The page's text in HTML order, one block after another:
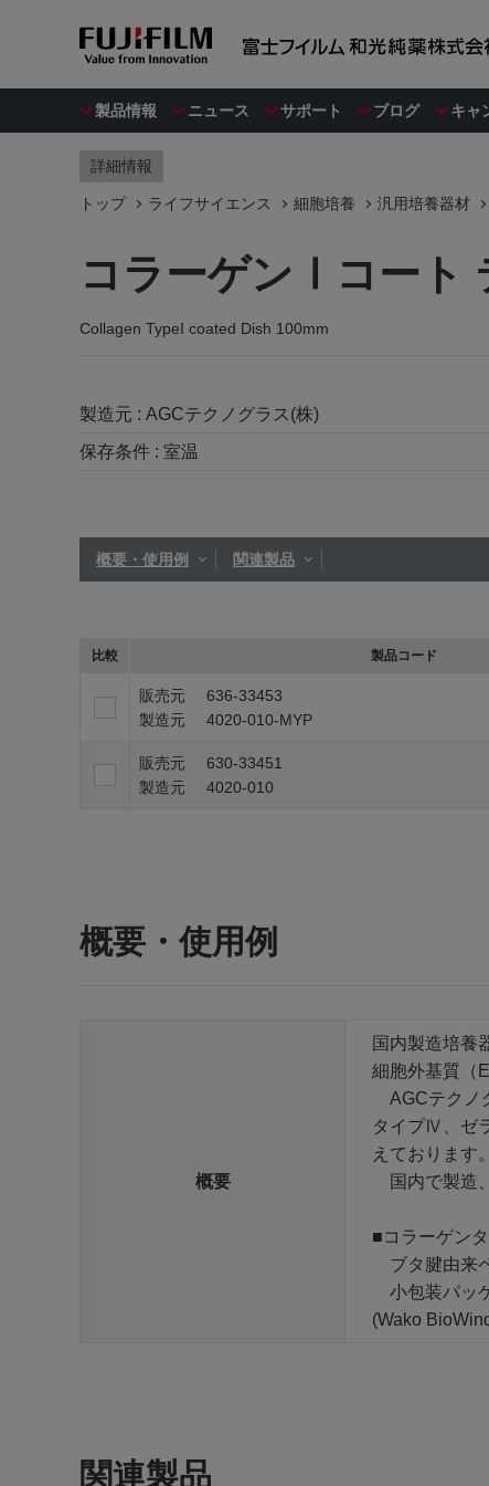
製品情報 ニュース サポート ブログ キャ
詳細情報
トップ ライフサイエンス 細胞培養 汎用培養器材
コラーゲンⅠコート
Collagen TypeI coated Dish 100mm
製造元 : AGCテクノグラス(株)
保存条件 : 室温
概要・使用例 関連製品
比較 製品コード
販売元
636-33453
製造元
4020-010-MYP
販売元
630-33451
製造元
4020-010
概要・使用例
概要
国内製造培養
細胞外基質（
AGCテクノ
タイプⅣ、ゼ
えております。
国内で製造
■コラーゲン
ブタ腱由来
小包装パッ
(Wako
関連製品